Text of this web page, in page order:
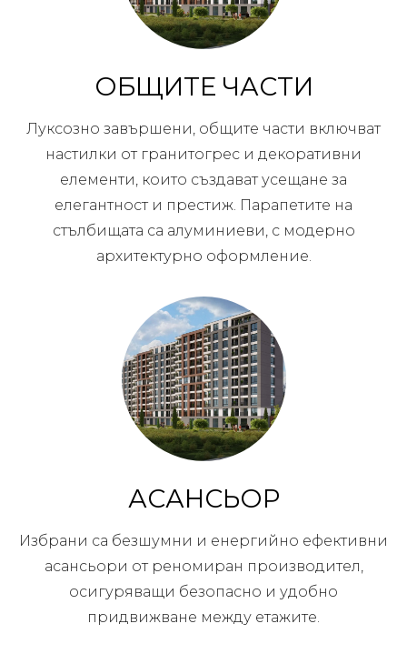
ОБЩИТЕ ЧАСТИ
Луксозно завършени, общите части включват
настилки от гранитогрес и декоративни
елементи, които създават усещане за
елегантност и престиж. Парапетите на
стълбищата са алуминиеви, с модерно
архитектурно оформление.
АСАНСЬОР
Избрани са безшумни и енергийно ефективни
асансьори от реномиран производител,
осигуряващи безопасно и удобно
придвижване между етажите.